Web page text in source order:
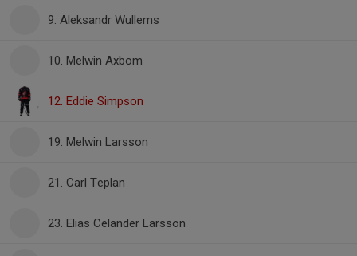
9. Aleksandr Wullems
10. Melwin Axbom
12. Eddie Simpson
19. Melwin Larsson
21. Carl Teplan
23. Elias Celander Larsson